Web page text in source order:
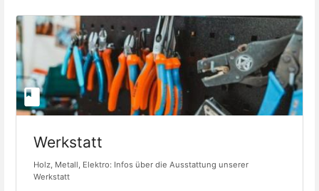
Werkstatt
Holz, Metall, Elektro: Infos über die Ausstattung unserer
Werkstatt